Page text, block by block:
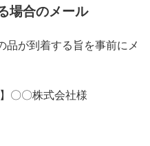
場合のメール
品が到着する旨を事前にメ
〇〇株式会社様